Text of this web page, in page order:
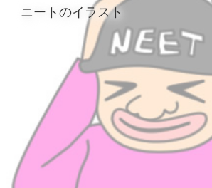
ニートのイラスト